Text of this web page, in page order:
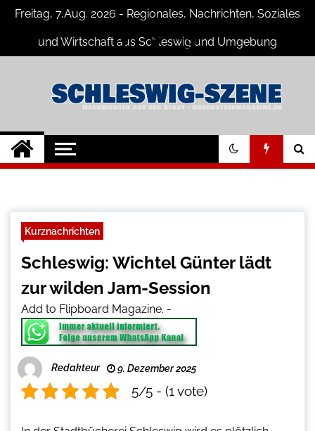
SkipFreitag, 7,Aug. 2026 - Regionales, Nachrichten, Soziales
und Wirtschaft aus Schleswig und Umgebung
Schleswig Szene
Neuigkeiten und Nachrichten aus
Schleswig und Umgebung
Kurznachrichten
Schleswig: Wichtel Günter lädt
zur wilden Jam-Session
Add to Flipboard Magazine. -
Redakteur 9. Dezember 2025
5/5 - (1 vote)